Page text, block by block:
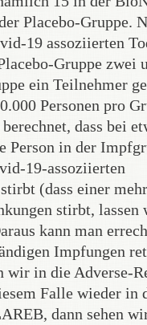
Placebo-Gruppe.
19 assoziierten
Gruppe zwei
ein Teilnehmer
Personen pro
dass bei
Person in der
19-assoziierten
(dass einer
stirbt, lassen
kann man
Impfungen
wir in die Adverse-
Falle wieder in
dann sehen